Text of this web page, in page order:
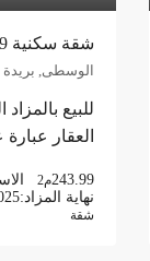
شقة سكنية 243.99م حي البساتين الشرقي – بريدة
الوسطى, بريدة
للبيع
العقار
243.99م2
نهاية المزاد:
شقة